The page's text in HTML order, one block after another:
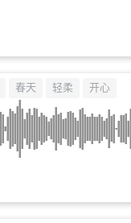
春天 轻柔 开心